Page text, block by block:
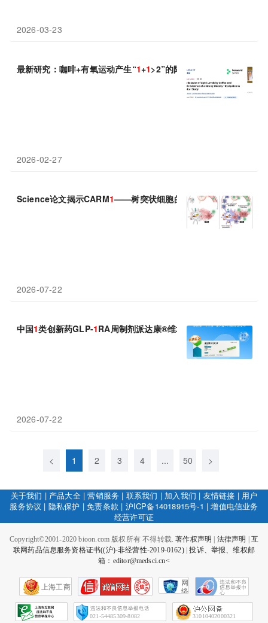
2026-03-23
最新研究：咖啡+有氧运动产生“1+1>2”的降脂奇迹
2026-02-27
Science论文揭示CARM1——树突状细胞的“免疫刹车”：抑制它
2026-07-22
中国1类创新药GLP-1RA周制剂派达康®维培那肽重磅上市 阿里健
2026-07-22
< 1 2 3 4 ... 50 >
关于我们 | 产品大全|营销服务 | 联系我们 | 加入我们 | 友情链接 | 用户
服务协议 | 隐私保护 |免责条款 | 沪ICP备14018915号-1 |增值电信业务
经营许可证
Copyright©2001-2020 bioon.com 版权所有 不得转载.著作权声明 法律声明
互
联网药品信息服务资格证书((沪)-非经营性-2019-0162)|投诉、举报、维权邮
箱：editor@medsci.cn<
上海工商
网
络
会
征
021-54485309-8082 31010402000321